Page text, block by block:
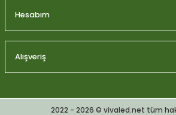
Plagron Perlit Toprak Düzenleyici ve Drenaj
Hesabım
Alışveriş
2022 - 2026 © vivaled.net tüm